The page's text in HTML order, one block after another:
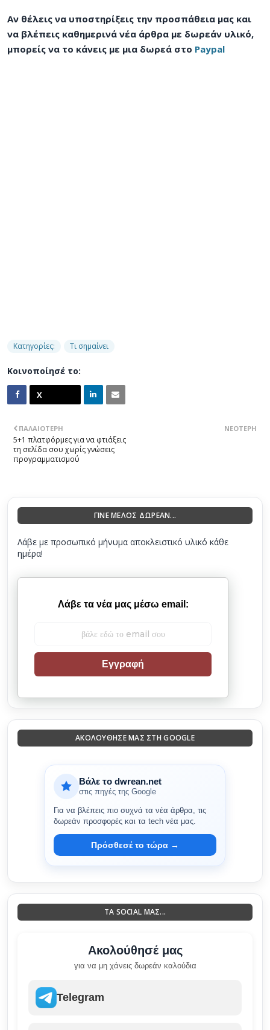
Αν θέλεις να υποστηρίξεις την προσπάθεια μας και
να βλέπεις καθημερινά νέα άρθρα με δωρεάν υλικό,
μπορείς να το κάνεις με μια δωρεά στο Paypal
Κατηγορίες: Τι σημαίνει
Κοινοποίησέ το:
ΝΕΌΤΕΡΗ
ΠΑΛΑΙΌΤΕΡΗ
5+1 πλατφόρμες για να φτιάξεις
τη σελίδα σου χωρίς γνώσεις
προγραμματισμού
ΓΙΝΕ ΜΕΛΟΣ ΔΩΡΕΑΝ...
Λάβε με προσωπικό μήνυμα αποκλειστικό υλικό κάθε
ημέρα!
Λάβε τα νέα μας μέσω email:
Εγγραφή
ΑΚΟΛΟΎΘΗΣΈ ΜΑΣ ΣΤΗ GOOGLE
Βάλε το dwrean.net
στις πηγές της Google
Για να βλέπεις πιο συχνά τα νέα άρθρα, τις
δωρεάν προσφορές και τα tech νέα μας.
Πρόσθεσέ το τώρα →
ΤΑ SOCIAL ΜΑΣ...
Ακολούθησέ μας
για να μη χάνεις δωρεάν καλούδια
Telegram